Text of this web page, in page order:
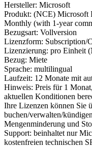
Hersteller: Microsoft
Produkt: (NCE) Microsoft
Monthly (with 1-year
Bezugsart: Vollversion
Lizenzform: Subscription/
Lizenzierung: pro Einheit
Bezug: Miete
Sprache: multilingual
Laufzeit: 12 Monate mit
Hinweis: Preis für 1
aktuellen Konditionen
Ihre Lizenzen können Sie
buchen/verwalten/
Mengenminderung und
Support: beinhaltet nur
kostenfreien technischen